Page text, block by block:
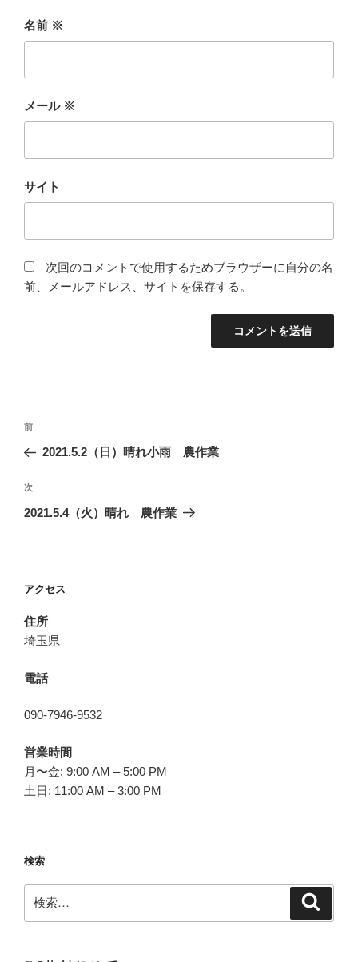
名前 ※
メール ※
サイト
次回のコメントで使用するためブラウザーに自分の名
前、メールアドレス、サイトを保存する。
投
ナ
ビ
ゲ
ン
前
の
稿
前
2021.5.2（日）晴れ小雨 農作業
次
の
次
2021.5.4（火）晴れ 農作業
アクセス
住所
埼玉県
電話
090-7946-9532
営業時間
月〜金: 9:00 AM – 5:00 PM
土日: 11:00 AM – 3:00 PM
検索
索: